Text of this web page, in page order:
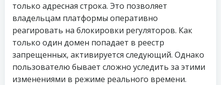
только адресная строка. Это позволяет
владельцам платформы оперативно
реагировать на блокировки регуляторов. Как
только один домен попадает в реестр
запрещенных, активируется следующий. Однако
пользователю бывает сложно уследить за этими
изменениями в режиме реального времени.